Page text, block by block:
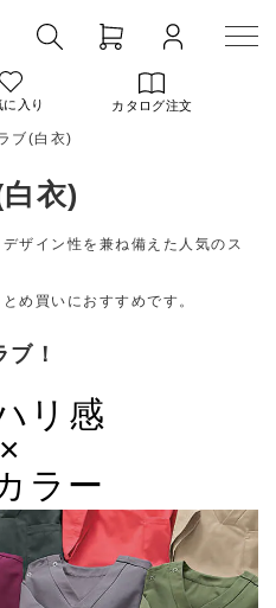
に入り カタログ注文
ブ(白衣)
衣)
ザイン性を兼ね備えた人気のス
め買いにおすすめです。
！
リ感
×
ラー